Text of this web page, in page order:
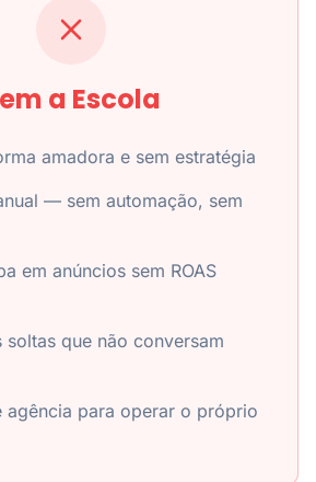
a Escola
amadora e sem estratégia
— sem automação, sem
em anúncios sem ROAS
soltas que não conversam
agência para operar o próprio